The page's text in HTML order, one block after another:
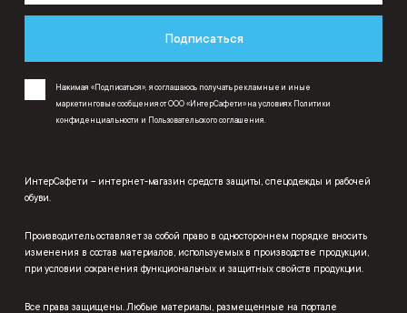
Подписаться
Нажимая «Подписаться», я соглашаюсь получать рекламные и иные
маркетинговые сообщения от ООО «ИнтерСафети» на условиях Политики
конфиденциальности и Пользовательского соглашения.
ИнтерСафети – интернет-магазин средств защиты, спецодежды и рабочей
обуви.
Производитель оставляет за собой право в одностороннем порядке вносить
изменения в состав материалов, используемых в производстве продукции,
при условии сохранения функциональных и защитных свойств продукции.
Все права защищены. Любые материалы, размещенные на портале